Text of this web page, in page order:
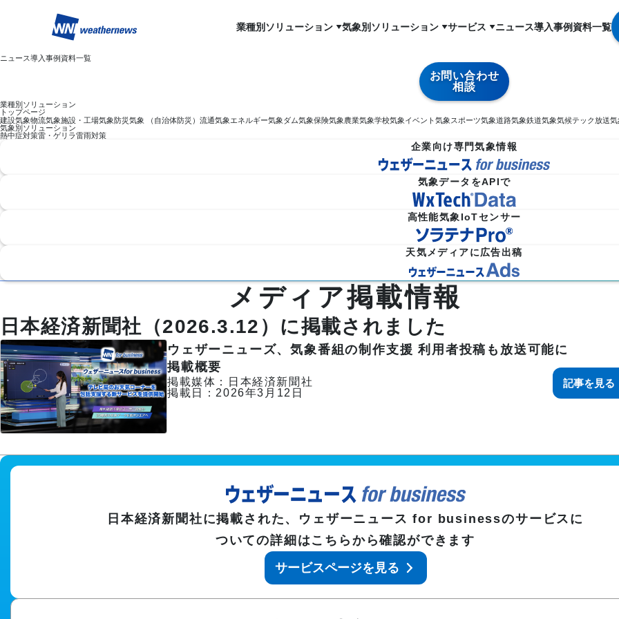
業種別ソリューション
建設気象
流通気象
農業気象
道路気象 鉄道気象 気候テック 放送気象
エアライン気象
ヘリコプター・小型機気
気象別ソリューション
熱中症対策 雷・ゲリラ雷雨対策
サービス
企業向け専門気象情報 気象データをAPIで
ニュース導入事例資料一覧
ニュース導入事例資料一覧
お問い合わせ
相談
業種別ソリューション
トップページ
建設気象物流気象施設・工場気象防災気象 （自治体防災） 流通気象エネルギー気象ダム気象保険気象農業気象学校気象イベント気象スポーツ気象道路気象鉄道気象気候テック放送気
気象別ソリューション
熱中症対策雷・ゲリラ雷雨対策
企業向け専門気象情報
気象データをAPIで
高性能気象IoTセンサー
天気メディアに広告出稿
メディア掲載情報
日本経済新聞社（2026.3.12）に掲載されました
ウェザーニューズ、気象番組の制作支援 利用者投稿も放送可能に
掲載概要
掲載媒体 ：
日本経済新聞社
掲載日
： 2026年3月12日
記事を見る
日本経済新聞社に掲載された、 ウェザーニュース for businessのサービスに
ついての詳細はこちらから確認ができます
サービスページを見る